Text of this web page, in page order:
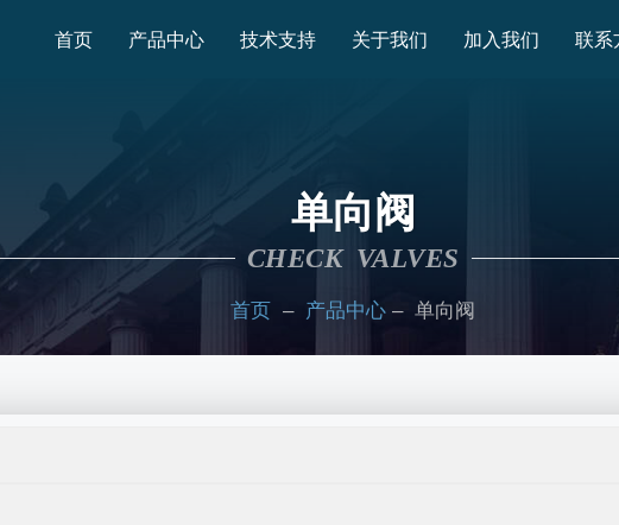
首页 产品中心 技术支持 关于我们 加入我们 联系
单向阀
CHECK VALVES
首页 – 产品中心 – 单向阀